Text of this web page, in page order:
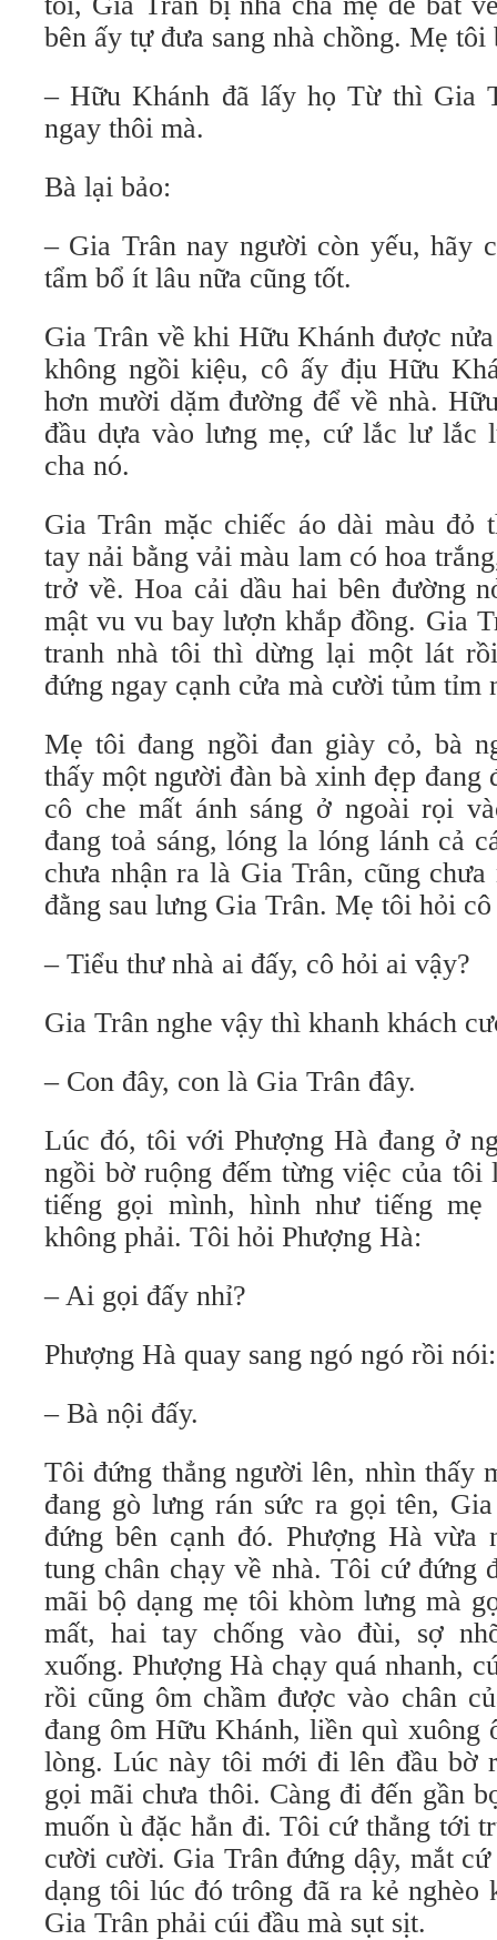
bên ấy tự đưa sang nhà chồng. Mẹ tôi
– Hữu Khánh đã lấy họ Từ thì Gia
ngay thôi mà.
Bà lại bảo:
– Gia Trân nay người còn yếu, hãy
tẩm bổ ít lâu nữa cũng tốt.
Gia Trân về khi Hữu Khánh được
không ngồi kiệu, cô ấy địu Hữu
hơn mười dặm đường để về nhà.
đầu dựa vào lưng mẹ, cứ lắc lư lắc
cha nó.
Gia Trân mặc chiếc áo dài màu đỏ
tay nải bằng vải màu lam có hoa
trở về. Hoa cải dầu hai bên đường
mật vu vu bay lượn khắp đồng. Gia
tranh nhà tôi thì dừng lại một lát
đứng ngay cạnh cửa mà cười tủm tỉm
Mẹ tôi đang ngồi đan giày cỏ, bà
thấy một người đàn bà xinh đẹp đang
cô che mất ánh sáng ở ngoài rọi
đang toả sáng, lóng la lóng lánh cả
chưa nhận ra là Gia Trân, cũng
đằng sau lưng Gia Trân. Mẹ tôi hỏi
– Tiểu thư nhà ai đấy, cô hỏi ai vậy?
Gia Trân nghe vậy thì khanh khách
– Con đây, con là Gia Trân đây.
Lúc đó, tôi với Phượng Hà đang ở
ngồi bờ ruộng đếm từng việc của tôi
tiếng gọi mình, hình như tiếng
không phải. Tôi hỏi Phượng Hà:
– Ai gọi đấy nhỉ?
Phượng Hà quay sang ngó ngó rồi nói:
– Bà nội đấy.
Tôi đứng thẳng người lên, nhìn thấy
đang gò lưng rán sức ra gọi tên,
đứng bên cạnh đó. Phượng Hà vừa
tung chân chạy về nhà. Tôi cứ đứng
mãi bộ dạng mẹ tôi khòm lưng mà
mất, hai tay chống vào đùi, sợ
xuống. Phượng Hà chạy quá nhanh,
rồi cũng ôm chầm được vào chân
đang ôm Hữu Khánh, liền quì xuông
lòng. Lúc này tôi mới đi lên đầu bờ
gọi mãi chưa thôi. Càng đi đến gần
muốn ù đặc hẳn đi. Tôi cứ thẳng tới
cười cười. Gia Trân đứng dậy, mắt
dạng tôi lúc đó trông đã ra kẻ nghèo
Gia Trân phải cúi đầu mà sụt sịt.